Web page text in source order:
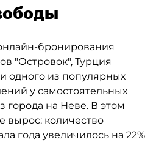
бронирования
"Островок", Турция
одного из популярных
у самостоятельных
города на Неве. В этом
вырос: количество
года увеличилось на 22%